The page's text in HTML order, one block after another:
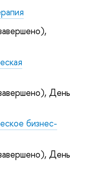
День
бизнес-
День